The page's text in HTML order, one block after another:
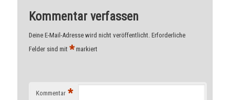
Kommentar verfassen
Deine E-Mail-Adresse wird nicht veröffentlicht. Erforderliche
Felder sind mit*markiert
Kommentar *